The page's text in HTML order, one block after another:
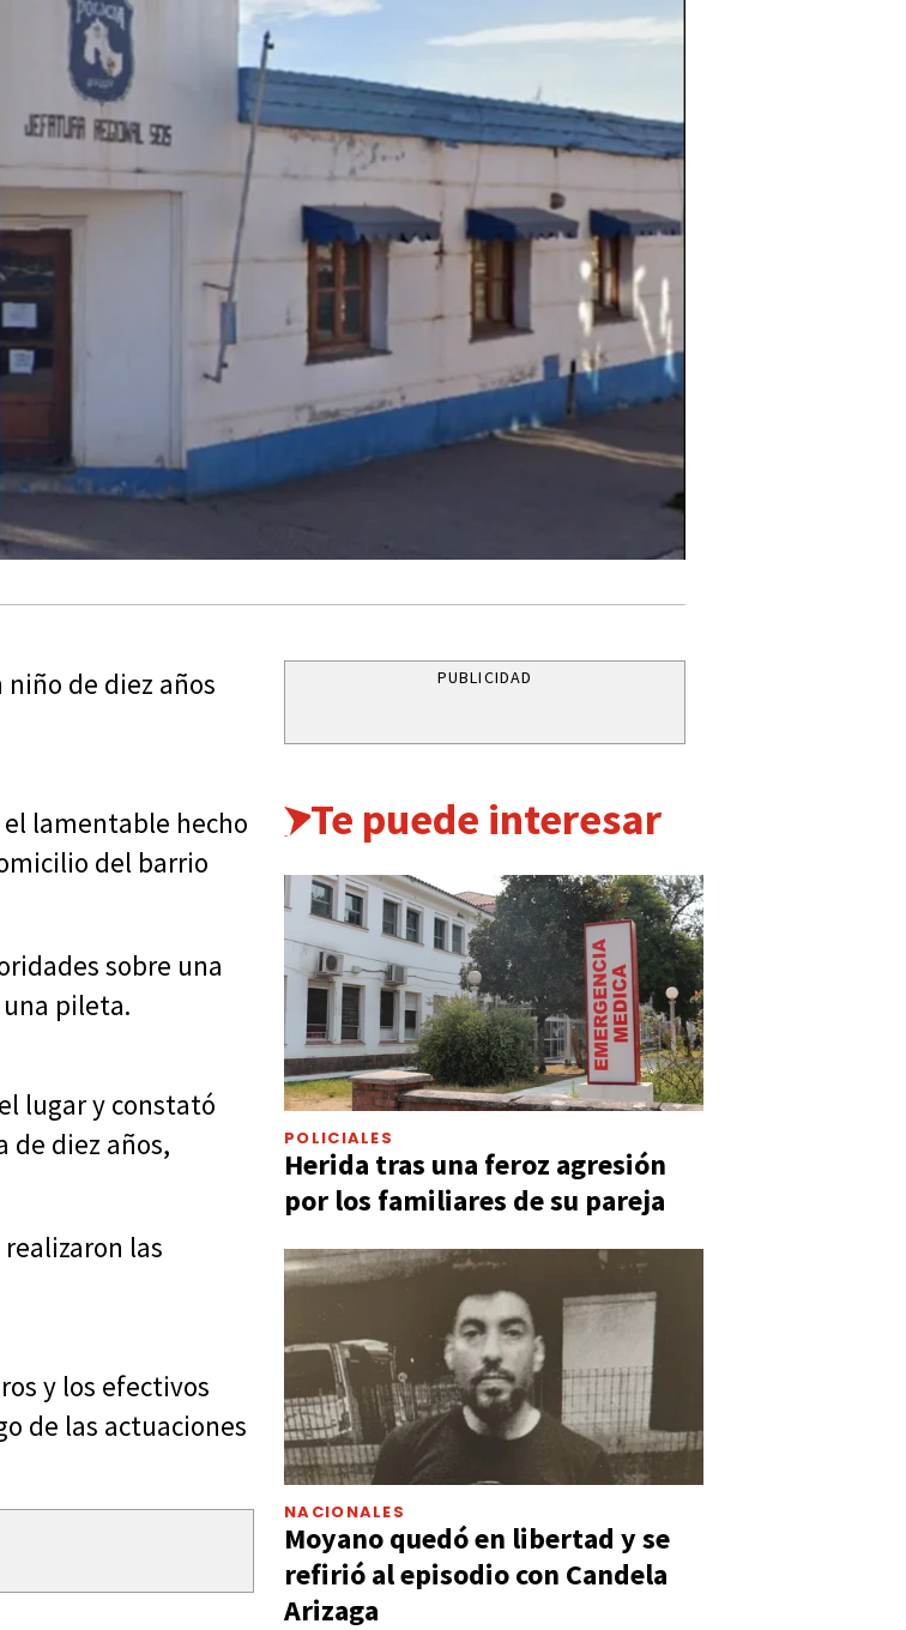
de diez años
lamentable hecho
del barrio
sobre una
pileta.
lugar y constató
de diez años,
las
y los efectivos
de las actuaciones
PUBLICIDAD
Te puede interesar
POLICIALES
Herida tras una feroz agresión
por los familiares de su pareja
NACIONALES
Moyano quedó en libertad y se
refirió al episodio con Candela
Arizaga